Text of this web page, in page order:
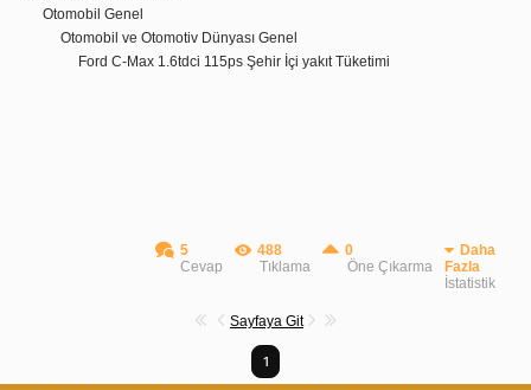
Otomobil Genel
Otomobil ve Otomotiv Dünyası Genel
Ford C-Max 1.6tdci 115ps Şehir İçi yakıt Tüketimi
5
Cevap
488
Tıklama
0
Öne Çıkarma
Daha
Fazla
İstatistik
Sayfaya Git
1